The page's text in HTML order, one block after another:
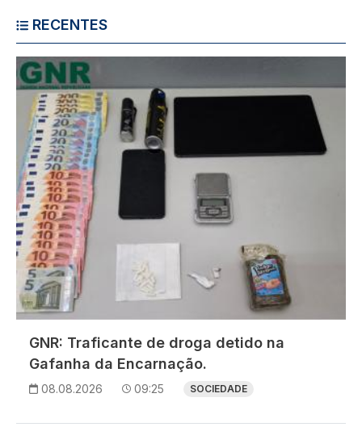
RECENTES
Imagem
GNR: Traficante de droga detido na
Gafanha da Encarnação.
08.08.2026 09:25 SOCIEDADE